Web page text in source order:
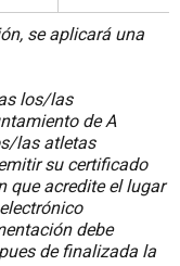
se aplicará una
los/las
de A
las atletas
su certificado
que acredite el lugar
debe
de finalizada la